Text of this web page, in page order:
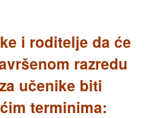
i roditelje da će
razredu
učenike biti
terminima: